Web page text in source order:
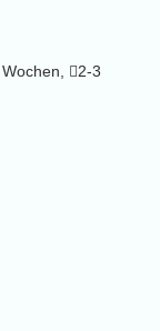
2-3